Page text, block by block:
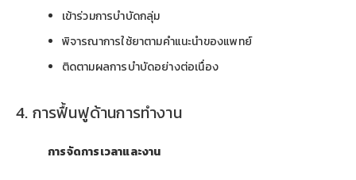
เข้าร่วมการบำบัดกลุ่ม
พิจารณาการใช้ยาตามคำแนะนำของแพทย์
ติดตามผลการบำบัดอย่างต่อเนื่อง
4. การฟื้นฟูด้านการทำงาน
การจัดการเวลาและงาน